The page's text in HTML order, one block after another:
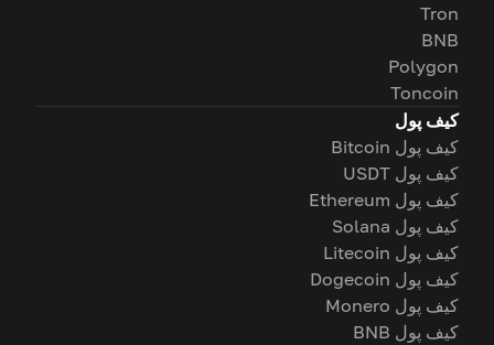
Tron
BNB
Polygon
Toncoin
کیف پول
کیف پول Bitcoin
کیف پول USDT
کیف پول Ethereum
کیف پول Solana
کیف پول Litecoin
کیف پول Dogecoin
کیف پول Monero
کیف پول BNB